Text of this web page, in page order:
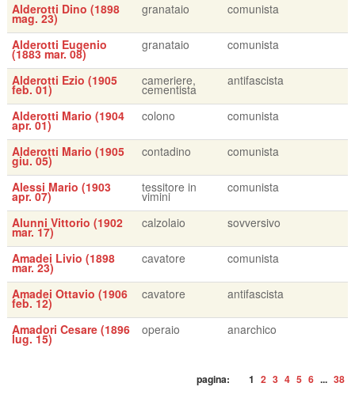
Alderotti Dino (1898
mag. 23)
granataio comunista
Alderotti Eugenio
(1883 mar. 08)
granataio comunista
Alderotti Ezio (1905
feb. 01)
cameriere,
cementista
antifascista
Alderotti Mario (1904
apr. 01)
colono comunista
Alderotti Mario (1905
giu. 05)
contadino comunista
Alessi Mario (1903
apr. 07)
tessitore in
vimini
comunista
Alunni Vittorio (1902
mar. 17)
calzolaio sovversivo
Amadei Livio (1898
mar. 23)
cavatore comunista
Amadei Ottavio (1906
feb. 12)
cavatore antifascista
Amadori Cesare (1896
lug. 15)
operaio anarchico
pagina: 1 2 3 4 5 6 ... 38